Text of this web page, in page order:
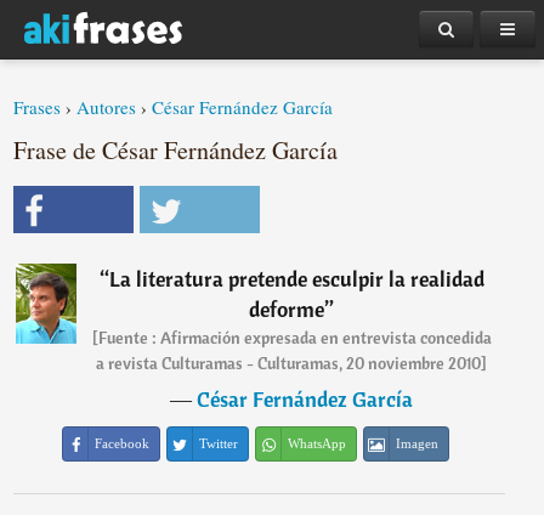
Frases ›Autores ›César Fernández García
Frase de César Fernández García
“La literatura pretende esculpir la realidad
deforme”
[Fuente : Afirmación expresada en entrevista concedida
a revista Culturamas - Culturamas, 20 noviembre 2010]
―César Fernández García
Facebook Twitter WhatsApp Imagen